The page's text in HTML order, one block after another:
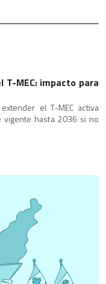
T-MEC: impacto para
el T-MEC activa
vigente hasta 2036 si no